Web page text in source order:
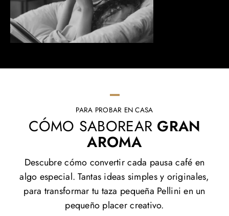
PARA PROBAR EN CASA
CÓMO SABOREAR GRAN
AROMA
Descubre cómo convertir cada pausa café en
algo especial. Tantas ideas simples y originales,
para transformar tu taza pequeña Pellini en un
pequeño placer creativo.